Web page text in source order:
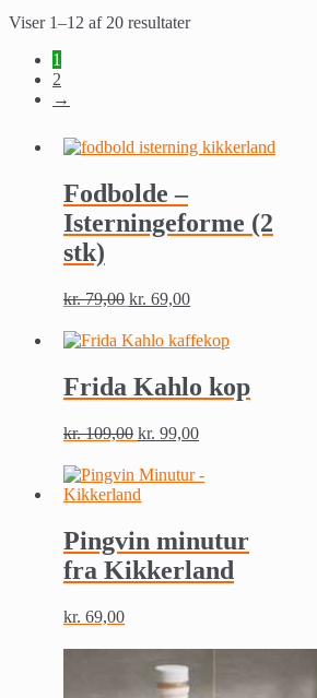
Viser 1–12 af 20 resultater
1
2
→
Fodbolde –
Isterningeforme (2
stk)
kr.79,00 kr. 69,00
Frida Kahlo kop
kr.109,00 kr. 99,00
Pingvin minutur
fra Kikkerland
kr. 69,00